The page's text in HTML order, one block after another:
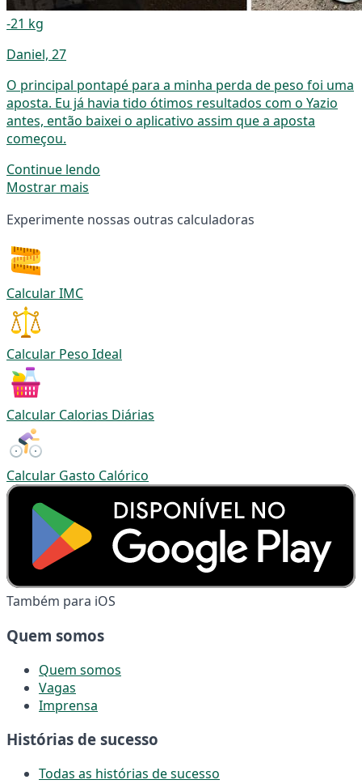
-21 kg
Daniel, 27
O principal pontapé para a minha perda de peso foi uma
aposta. Eu já havia tido ótimos resultados com o Yazio
antes, então baixei o aplicativo assim que a aposta
começou.
Continue lendo
Mostrar mais
Experimente nossas outras calculadoras
Calcular IMC
Calcular Peso Ideal
Calcular Calorias Diárias
Calcular Gasto Calórico
Também para iOS
Quem somos
Quem somos
Vagas
Imprensa
Histórias de sucesso
Todas as histórias de sucesso